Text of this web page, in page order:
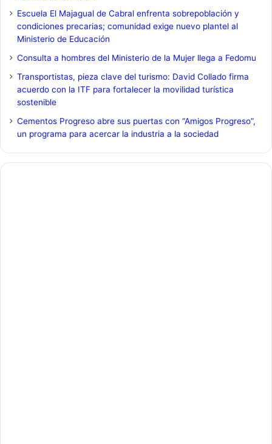
Escuela El Majagual de Cabral enfrenta sobrepoblación y
condiciones precarias; comunidad exige nuevo plantel al
Ministerio de Educación
Consulta a hombres del Ministerio de la Mujer llega a Fedomu
Transportistas, pieza clave del turismo: David Collado firma
acuerdo con la ITF para fortalecer la movilidad turística
sostenible
Cementos Progreso abre sus puertas con “Amigos Progreso”,
un programa para acercar la industria a la sociedad